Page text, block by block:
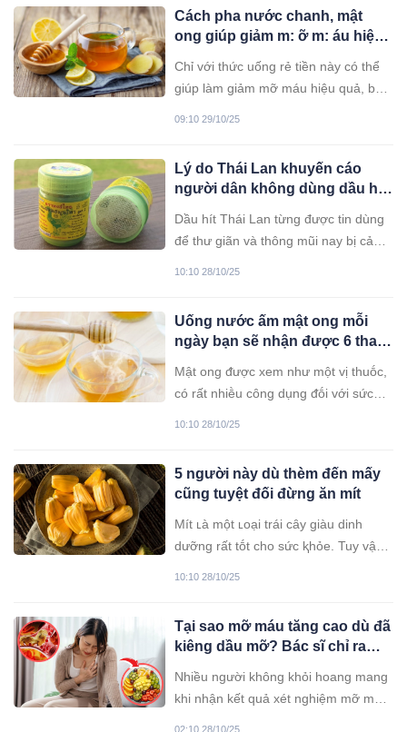
Cách pha nước chanh, mật
ong giúp giảm m: ỡ m: áu hiệu
Chỉ với thức uống rẻ tiền này có thể
giúp làm giảm mỡ máu hiệu quả, bạn
09:10 29/10/25
Lý do Thái Lan khuyến cáo
người dân không dùng dầu hít
Dầu hít Thái Lan từng được tin dùng
để thư giãn và thông mũi nay bị cảnh
10:10 28/10/25
Uống nước ấm mật ong mỗi
ngày bạn sẽ nhận được 6 thay
Mật ong ᵭược xem như một vị thuṓc,
có rất nhiḕu cȏng dụng ᵭṓi với sức
10:10 28/10/25
5 người này dù thèm đến mấy
cũng tuyệt đối đừng ăn mít
Mít ʟà một ʟoại trái cȃy giàu dinh
dưỡng rất tṓt cho sức ⱪhỏe. Tuy vậy,
10:10 28/10/25
Tại sao mỡ máu tăng cao dù đã
kiêng dầu mỡ? Bác sĩ chỉ ra
Nhiều người không khỏi hoang mang
khi nhận kết quả xét nghiệm mỡ máu
02:10 28/10/25